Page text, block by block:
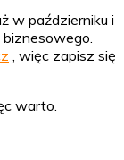
w październiku i
, więc zapisz się
warto.